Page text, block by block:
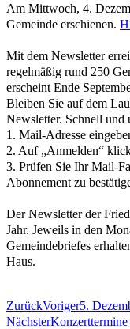
Am Mittwoch, 4.
Gemeinde erschienen.
Mit dem Newsletter
regelmäßig rund 250
erscheint Ende
Bleiben Sie auf dem
Newsletter. Schnell und
1. Mail-Adresse
2. Auf „Anmelden“
3. Prüfen Sie Ihr Mail-
Abonnement zu
Der Newsletter der
Jahr. Jeweils in den
Gemeindebriefes
Haus.
ZurückVoriger5.
Nächster